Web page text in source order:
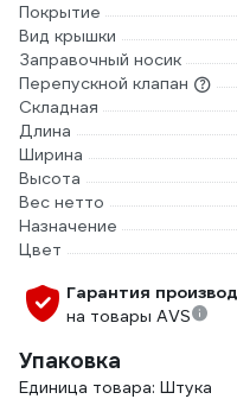
Покрытие
Вид крышки
Заправочный носик
Перепускной клапан
Складная
Длина
Ширина
Высота
Вес нетто
Назначение
Цвет
Гарантия
на товары AVS
Упаковка
Единица товара: Штука